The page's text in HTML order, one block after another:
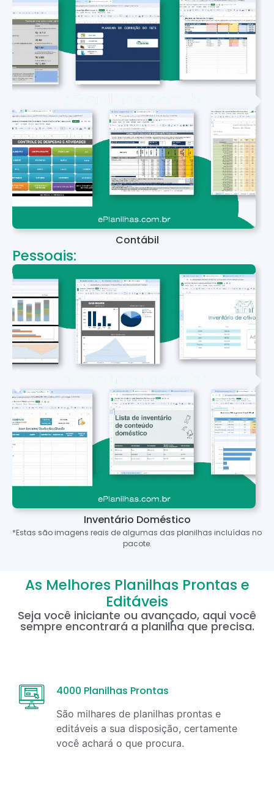
Contábil
Pessoais:
Inventário Doméstico
*Estas são imagens reais de algumas das planilhas incluídas no
pacote.
As Melhores Planilhas Prontas e
Editáveis
Seja você iniciante ou avançado, aqui você
sempre encontrará a planilha que precisa.
4000 Planilhas Prontas
São milhares de planilhas prontas e
editáveis a sua disposição, certamente
você achará o que procura.